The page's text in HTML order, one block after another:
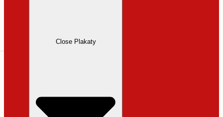
Close Plakaty